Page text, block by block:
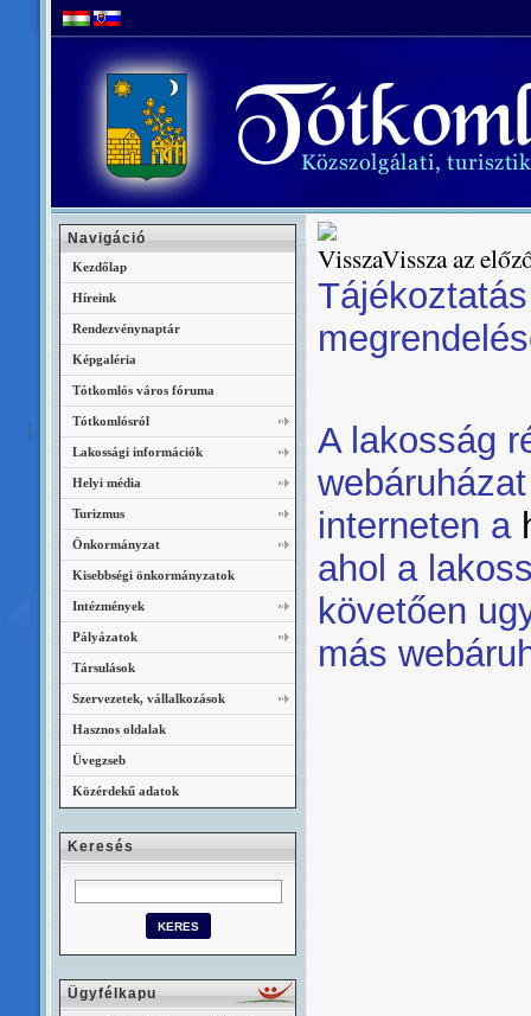
Vissza az
A lakosság
interneten a
ahol a
követően
más
Navigáció
Kezdőlap
Híreink
Rendezvénynaptár
Képgaléria
Tótkomlós város fóruma
Tótkomlósról
Lakossági információk
Helyi média
Turizmus
Önkormányzat
Kisebbségi önkormányzatok
Intézmények
Pályázatok
Társulások
Szervezetek, vállalkozások
Hasznos oldalak
Üvegzseb
Közérdekű adatok
Keresés
Ügyfélkapu